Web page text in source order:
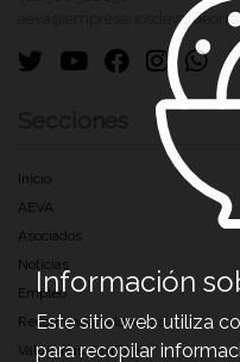
Inicio
AEVA
Asociados
Noticias
Empleo
Recomenda Valdeorras
Valdeorras Sostible
Información
Este sitio web utiliza
para recopilar